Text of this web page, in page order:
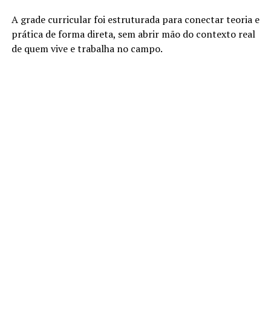
A grade curricular foi estruturada para conectar teoria e
prática de forma direta, sem abrir mão do contexto real
de quem vive e trabalha no campo.